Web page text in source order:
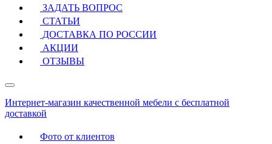
ЗАДАТЬ ВОПРОС
СТАТЬИ
ДОСТАВКА ПО РОССИИ
АКЦИИ
ОТЗЫВЫ
Интернет-магазин качественной мебели с бесплатной
доставкой
Фото от клиентов